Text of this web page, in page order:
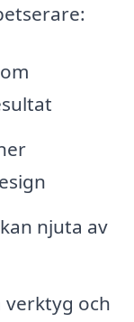
njuta av
verktyg och